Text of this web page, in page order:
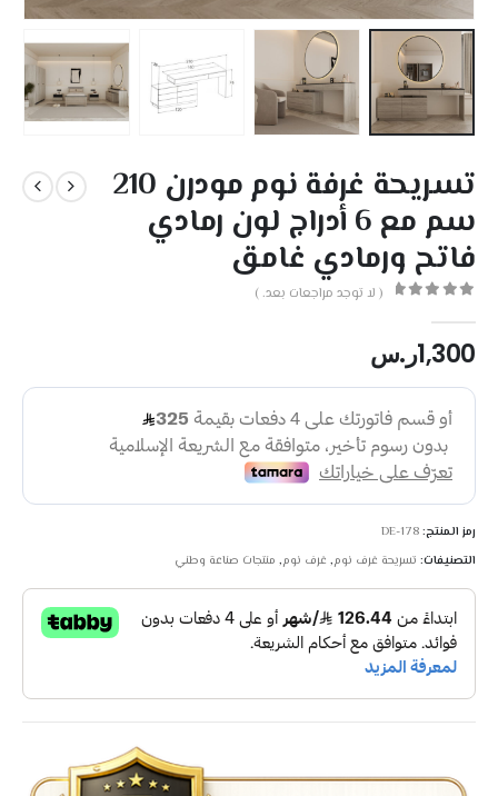
تسريحة غرفة نوم مودرن 210
سم مع 6 أدراج لون رمادي
فاتح ورمادي غامق
( لا توجد مراجعات بعد. )
1,300ر.س
رمز المنتج:DE-178
التصنيفات: تسريحة غرف نوم, غرف نوم, منتجات صناعة وطني